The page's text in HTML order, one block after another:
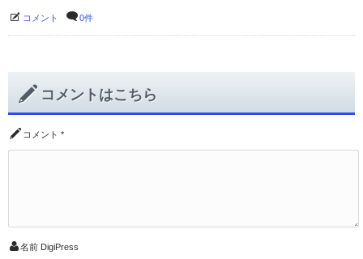
コメント 0件
コメントはこちら
コメント *
名前 DigiPress